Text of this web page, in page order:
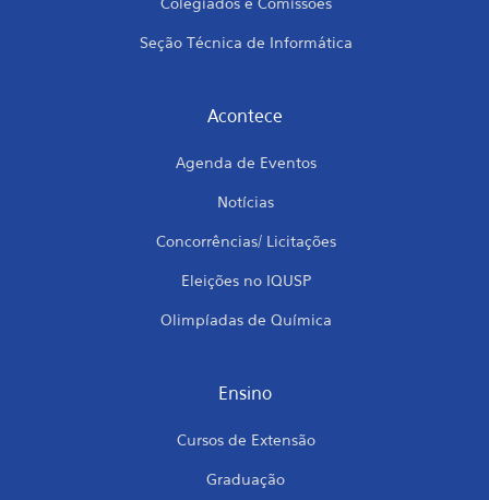
Seção Técnica de Informática
Acontece
Agenda de Eventos
Notícias
Concorrências/ Licitações
Eleições no IQUSP
Olimpíadas de Química
Ensino
Cursos de Extensão
Graduação